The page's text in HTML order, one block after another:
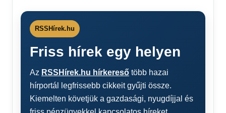
RSSHírek.hu
Friss hírek egy helyen
Az RSSHírek.hu hírkereső több hazai
hírportál legfrissebb cikkeit gyűjti össze.
Kiemelten követjük a gazdasági, nyugdíjjal és